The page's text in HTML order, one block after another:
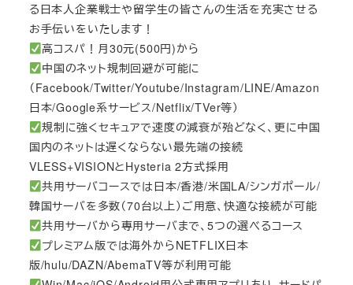
る日本人企業戦士や留学生の皆さんの生活を充実させる
お手伝いをいたします！
高コスパ！月30元(500円)から
中国のネット規制回避が可能に
（Facebook/Twitter/Youtube/Instagram/LINE/Amazon
日本/Google系サービス/Netflix/TVer等）
規制に強くセキュアで速度の減衰が殆どなく、更に中国
国内のネットは遅くならない最先端の接続
VLESS+VISIONとHysteria 2方式採用
共用サーバコースでは日本/香港/米国LA/シンガポール/
韓国サーバを多数（70台以上）ご用意、快適な接続が可能
共用サーバから専用サーバまで、5つの選べるコース
プレミアム版では海外からNETFLIX日本
版/hulu/DAZN/AbemaTV等が利用可能